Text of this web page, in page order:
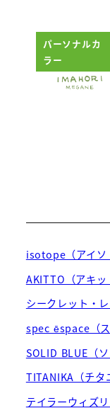
パーソナルカ
ラー
isotope（アイソ
AKITTO（アキッ
シークレット・
spec ēspace（ス
SOLID BLUE（ソ
TITANIKA（チタ
テイラーウィズ